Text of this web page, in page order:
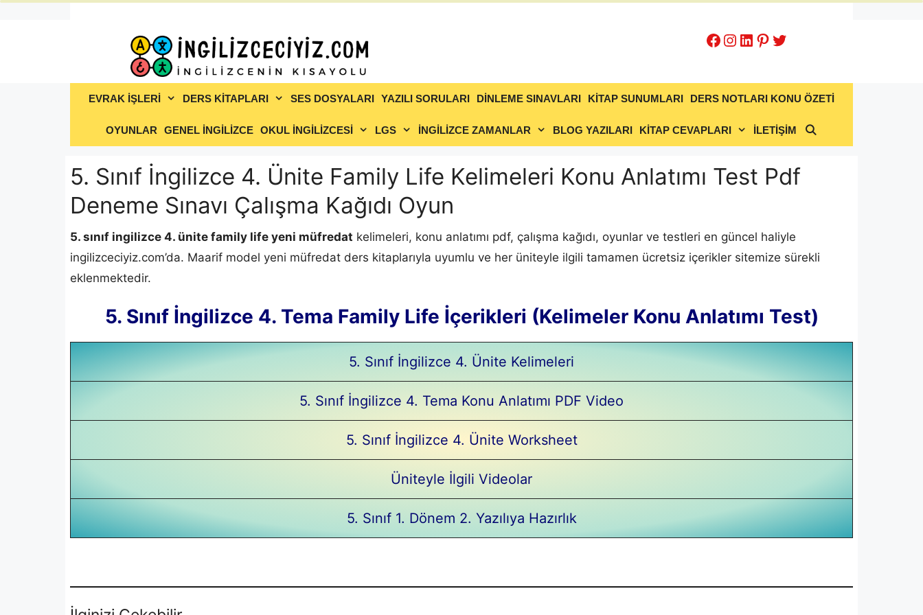
Facebook
Instagram
LinkedIn
Pinterest
Twitter
EVRAK İŞLERİ DERS KİTAPLARI SES DOSYALARI YAZILI SORULARI DİNLEME SINAVLARI KİTAP SUNUMLARI DERS NOTLARI KONU ÖZETİ
OYUNLAR GENEL İNGİLİZCE OKUL İNGİLİZCESİ LGS İNGİLİZCE ZAMANLAR BLOG YAZILARI KİTAP CEVAPLARI İLETİŞİM
5. Sınıf İngilizce 4. Ünite Family Life Kelimeleri Konu Anlatımı Test Pdf
Deneme Sınavı Çalışma Kağıdı Oyun
5. sınıf ingilizce 4. ünite family life yeni müfredat kelimeleri, konu anlatımı pdf, çalışma kağıdı, oyunlar ve testleri en güncel haliyle
ingilizceciyiz.com’da. Maarif model yeni müfredat ders kitaplarıyla uyumlu ve her üniteyle ilgili tamamen ücretsiz içerikler sitemize sürekli
eklenmektedir.
5. Sınıf İngilizce 4. Tema Family Life İçerikleri (Kelimeler Konu Anlatımı Test)
5. Sınıf İngilizce 4. Ünite Kelimeleri
5. Sınıf İngilizce 4. Tema Konu Anlatımı PDF Video
5. Sınıf İngilizce 4. Ünite Worksheet
Üniteyle İlgili Videolar
5. Sınıf 1. Dönem 2. Yazılıya Hazırlık